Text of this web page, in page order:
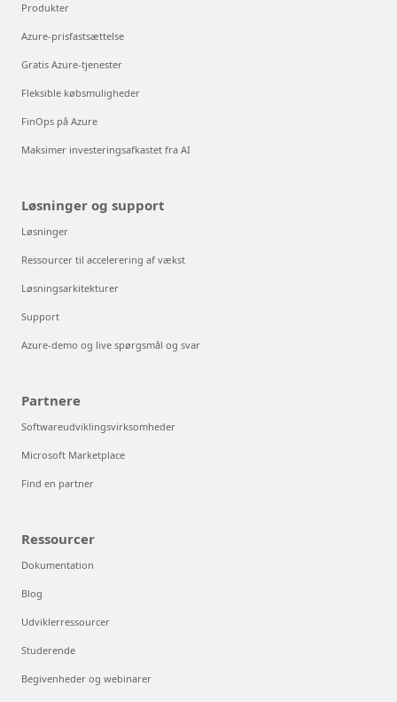
Produkter
Azure-prisfastsættelse
Gratis Azure-tjenester
Fleksible købsmuligheder
FinOps på Azure
Maksimer investeringsafkastet fra AI
Løsninger og support
Løsninger
Ressourcer til accelerering af vækst
Løsningsarkitekturer
Support
Azure-demo og live spørgsmål og svar
Partnere
Softwareudviklingsvirksomheder
Microsoft Marketplace
Find en partner
Ressourcer
Dokumentation
Blog
Udviklerressourcer
Studerende
Begivenheder og webinarer